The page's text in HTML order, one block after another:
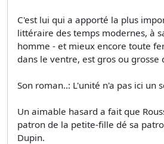
C'est lui qui a apporté la plus
littéraire des temps modernes, à
homme - et mieux encore toute
dans le ventre, est gros ou grosse
Son roman..: L'unité n'a pas ici un
Un aimable hasard a fait que
patron de la petite-fille dé sa
Dupin.